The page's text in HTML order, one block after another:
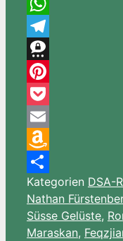
Twitter
WhatsApp
Telegram
Threema
Pinterest
Pocket
Email
Amazon
Wish
List
Teilen
Kategorien DSA-
Nathan
Süsse Gelüste,
Maraskan,